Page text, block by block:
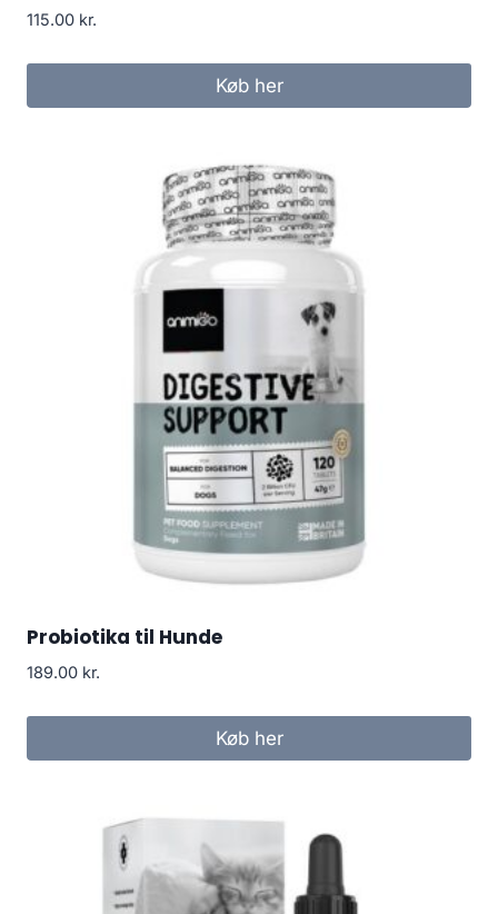
115.00 kr.
Køb her
Probiotika til Hunde
189.00 kr.
Køb her